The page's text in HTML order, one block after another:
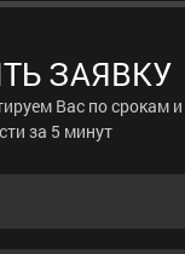
ЗАЯВКУ
Вас по срокам и
за 5 минут